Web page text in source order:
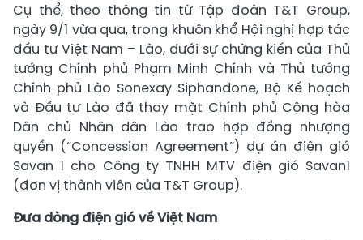
Cụ thể, theo thông tin từ Tập đoàn T&T Group,
ngày 9/1 vừa qua, trong khuôn khổ Hội nghị hợp tác
đầu tư Việt Nam – Lào, dưới sự chứng kiến của Thủ
tướng Chính phủ Phạm Minh Chính và Thủ tướng
Chính phủ Lào Sonexay Siphandone, Bộ Kế hoạch
và Đầu tư Lào đã thay mặt Chính phủ Cộng hòa
Dân chủ Nhân dân Lào trao hợp đồng nhượng
quyền (“Concession Agreement”) dự án điện gió
Savan 1 cho Công ty TNHH MTV điện gió Savan1
(đơn vị thành viên của T&T Group).
Đưa dòng điện gió về Việt Nam